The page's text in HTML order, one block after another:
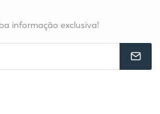
informação exclusiva!